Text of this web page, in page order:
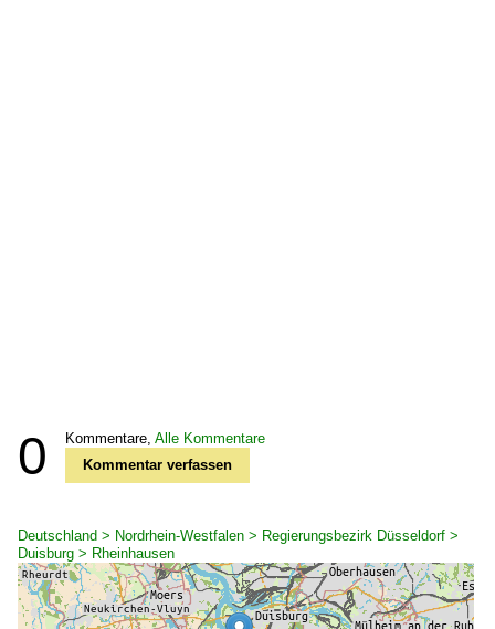
0 Kommentare, Alle Kommentare
Kommentar verfassen
Deutschland > Nordrhein-Westfalen > Regierungsbezirk Düsseldorf >
Duisburg > Rheinhausen